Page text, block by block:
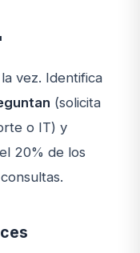
vez. Identifica
(solicita
o IT) y
20% de los